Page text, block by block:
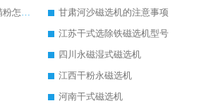
湖南顺流磁选机跑铁精粉怎么处理
甘肃河沙磁选机的注意事项
江苏干式选除铁磁选机型号
四川永磁湿式磁选机
江西干粉永磁选机
河南干式磁选机